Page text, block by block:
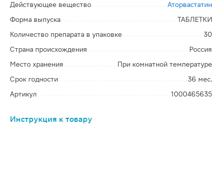
Действующее вещество
Аторвастатин
Форма выпуска
ТАБЛЕТКИ
Количество препарата в упаковке
30
Страна происхождения
Россия
Место хранения
При комнатной температуре
Срок годности
36 мес.
Артикул
1000465635
Инструкция к товару